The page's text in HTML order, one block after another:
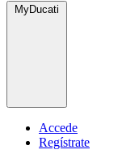
MyDucati
Accede
Regístrate